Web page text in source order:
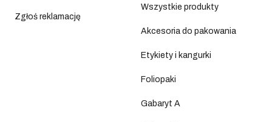
Zgłoś reklamację
Wszystkie produkty
Akcesoria do pakowania
Etykiety i kangurki
Foliopaki
Gabaryt A